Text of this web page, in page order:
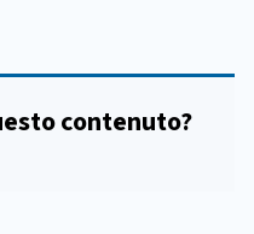
contenuto?